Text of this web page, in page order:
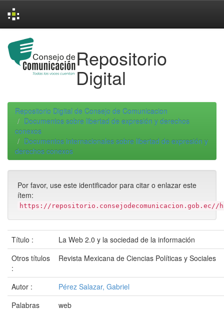
navigation
Repositorio
Digital
Repositorio Digital de Consejo de Comunicacion
Documentos sobre libertad de expresión y derechos
conexos
Documentos internacionales sobre libertad de expresión y
derechos conexos
Por favor, use este identificador para citar o enlazar este
ítem:
https://repositorio.consejodecomunicacion.gob.ec//
Título :
La Web 2.0 y la sociedad de la información
Otros títulos
:
Revista Mexicana de Ciencias Políticas y Sociales
Autor :
Pérez Salazar, Gabriel
Palabras
web